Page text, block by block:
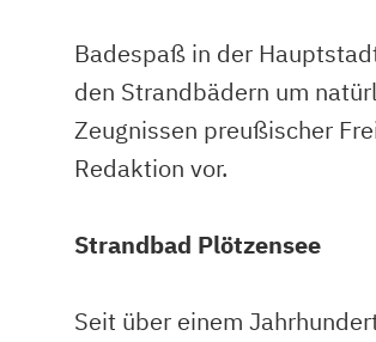
Badespaß in der
den Strandbädern um
Zeugnissen preußischer
Redaktion vor.
Strandbad Plötzensee
Seit über einem